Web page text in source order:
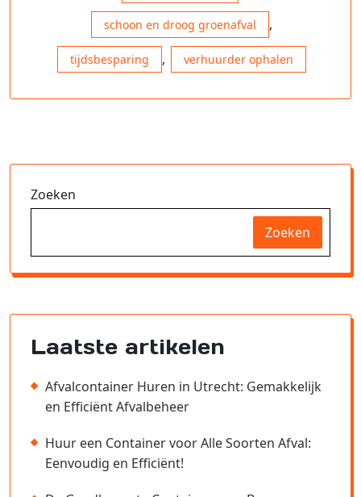
schoon en droog groenafval ,
tijdsbesparing , verhuurder ophalen
Zoeken
Zoeken
Laatste artikelen
Afvalcontainer Huren in Utrecht: Gemakkelijk
en Efficiënt Afvalbeheer
Huur een Container voor Alle Soorten Afval:
Eenvoudig en Efficiënt!